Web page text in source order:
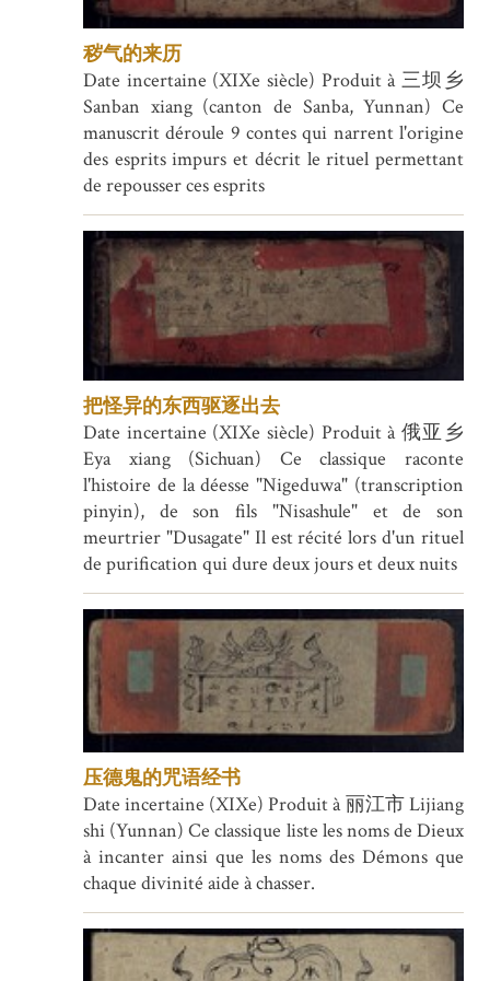
秽气的来历
Date incertaine (XIXe siècle) Produit à 三坝乡
Sanban xiang (canton de Sanba, Yunnan) Ce
manuscrit déroule 9 contes qui narrent l'origine
des esprits impurs et décrit le rituel permettant
de repousser ces esprits
把怪异的东西驱逐出去
Date incertaine (XIXe siècle) Produit à 俄亚乡
Eya xiang (Sichuan) Ce classique raconte
l'histoire de la déesse "Nigeduwa" (transcription
pinyin), de son fils "Nisashule" et de son
meurtrier "Dusagate" Il est récité lors d'un rituel
de purification qui dure deux jours et deux nuits
压德鬼的咒语经书
Date incertaine (XIXe) Produit à 丽江市 Lijiang
shi (Yunnan) Ce classique liste les noms de Dieux
à incanter ainsi que les noms des Démons que
chaque divinité aide à chasser.